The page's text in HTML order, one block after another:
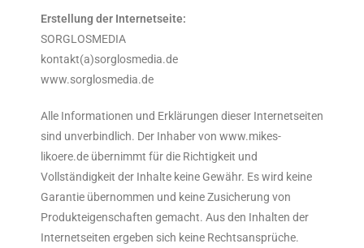
Erstellung der Internetseite:
SORGLOSMEDIA
kontakt(a)sorglosmedia.de
www.sorglosmedia.de
Alle Informationen und Erklärungen dieser Internetseiten
sind unverbindlich. Der Inhaber von www.mikes-
likoere.de übernimmt für die Richtigkeit und
Vollständigkeit der Inhalte keine Gewähr. Es wird keine
Garantie übernommen und keine Zusicherung von
Produkteigenschaften gemacht. Aus den Inhalten der
Internetseiten ergeben sich keine Rechtsansprüche.